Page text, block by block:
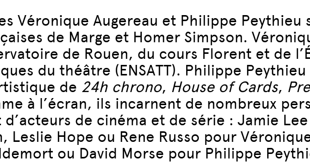
Véronique Augereau et Philippe Peythieu
de Marge et Homer Simpson.
de Rouen, du cours Florent et de
du théâtre (ENSATT). Philippe
de 24h chrono, House of Cards,
à l’écran, ils incarnent de nombreux
de cinéma et de série : Jamie
Leslie Hope ou Rene Russo pour
ou David Morse pour Philippe